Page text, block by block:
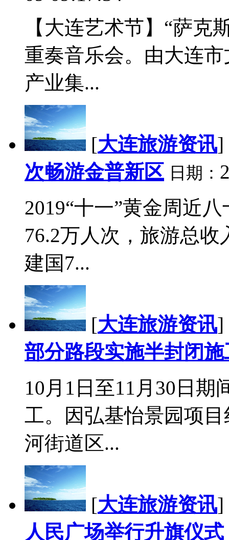
【大连艺术节】“萨克
重奏音乐会。由大连
产业集...
[大连旅游资讯]
次畅游金普新区 日期：
2019“十一”黄金周近
76.2万人次，旅游总
建国7...
[大连旅游资讯]
部分路段实施半封闭施
10月1日至11月30日期
工。因弘基怡景园项
河街道区...
[大连旅游资讯]
人民广场举行升旗仪式